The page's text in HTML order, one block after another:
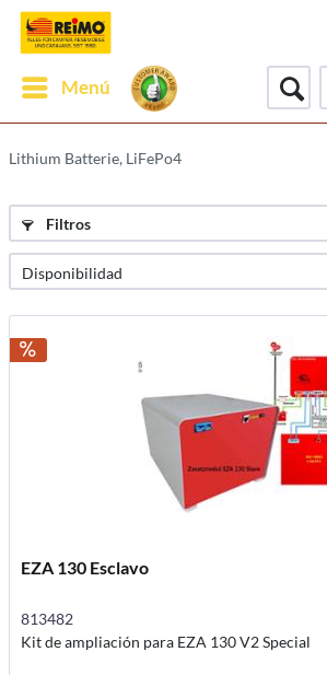
Menú
Lithium Batterie, LiFePo4
Filtros
EZA 130 Esclavo
813482
Kit de ampliación para EZA 130 V2 Special